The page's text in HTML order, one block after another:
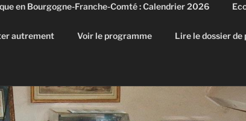
en Bourgogne-Franche-Comté : Calendrier 2026
autrement Voir le programme Lire le dossier de